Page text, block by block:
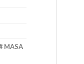
MASA